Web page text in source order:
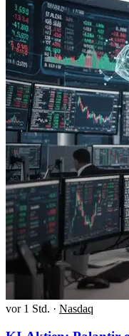
vor 1 Std. · Nasdaq